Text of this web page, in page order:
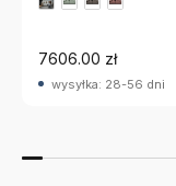
7606.00 zł
wysyłka: 28-56 dni